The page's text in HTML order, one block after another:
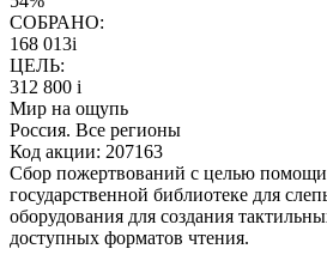
СОБРАНО:
168 013i
ЦЕЛЬ:
312 800 i
Мир на ощупь
Россия. Все регионы
Код акции: 207163
Сбор пожертвований с целью помощи
государственной библиотеке для
оборудования для создания
доступных форматов чтения.